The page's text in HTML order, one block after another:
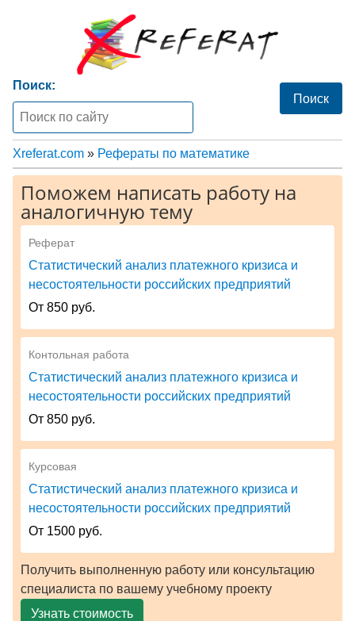
Поиск:
Xreferat.com » Рефераты по математике
Поможем написать работу на
аналогичную тему
Реферат
Статистический анализ платежного кризиса и
несостоятельности российских предприятий
От 850 руб.
Контольная работа
Статистический анализ платежного кризиса и
несостоятельности российских предприятий
От 850 руб.
Курсовая
Статистический анализ платежного кризиса и
несостоятельности российских предприятий
От 1500 руб.
Получить выполненную работу или консультацию
специалиста по вашему учебному проекту
Узнать стоимость